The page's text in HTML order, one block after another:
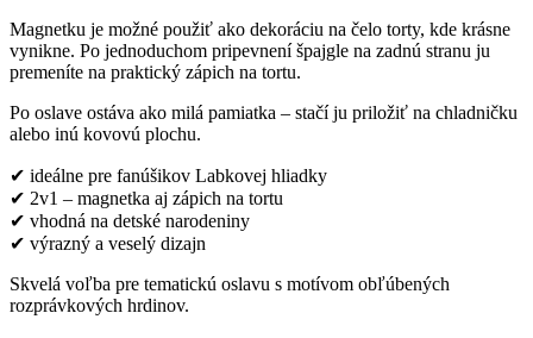
Magnetku je možné použiť ako dekoráciu na čelo torty, kde krásne
vynikne. Po jednoduchom pripevnení špajgle na zadnú stranu ju
premeníte na praktický zápich na tortu.
Po oslave ostáva ako milá pamiatka – stačí ju priložiť na chladničku
alebo inú kovovú plochu.
✔ ideálne pre fanúšikov Labkovej hliadky
✔ 2v1 – magnetka aj zápich na tortu
✔ vhodná na detské narodeniny
✔ výrazný a veselý dizajn
Skvelá voľba pre tematickú oslavu s motívom obľúbených
rozprávkových hrdinov.